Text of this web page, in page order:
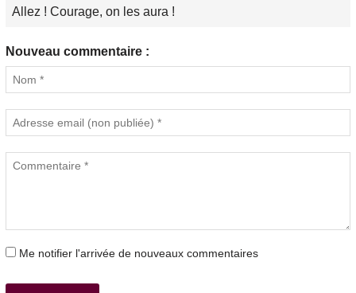
Allez ! Courage, on les aura !
Nouveau commentaire :
Me notifier l'arrivée de nouveaux commentaires